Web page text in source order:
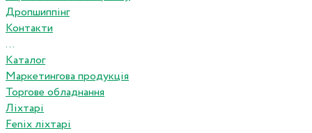
Дропшиппінг
Контакти
...
Каталог
Маркетингова продукція
Торгове обладнання
Ліхтарі
Fenix ліхтарі